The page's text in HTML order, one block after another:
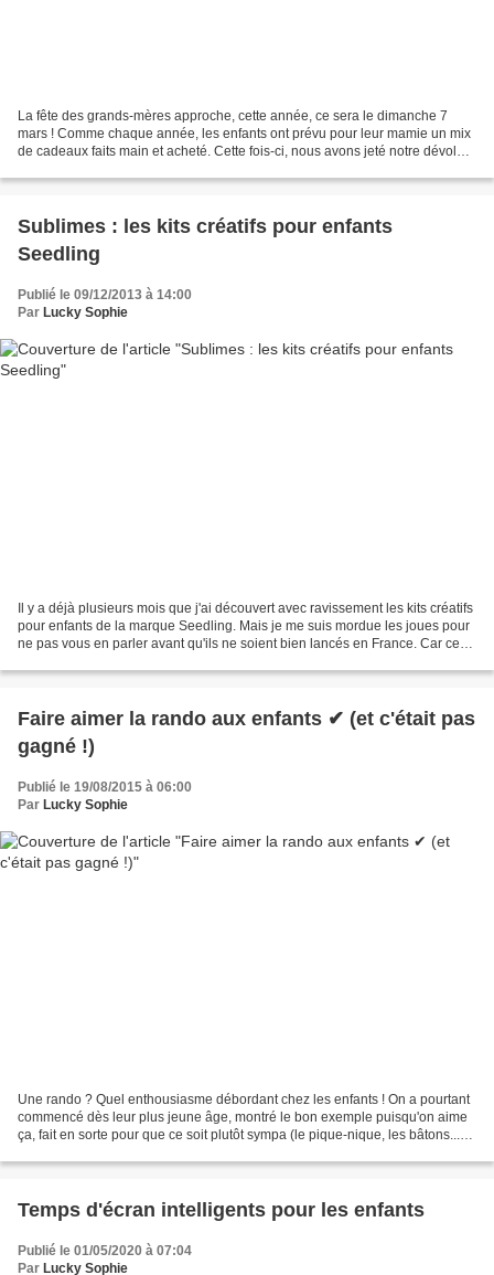
La fête des grands-mères approche, cette année, ce sera le dimanche 7
mars ! Comme chaque année, les enfants ont prévu pour leur mamie un mix
de cadeaux faits main et acheté. Cette fois-ci, nous avons jeté notre dévolu
Sublimes : les kits créatifs pour enfants
Seedling
Publié le 09/12/2013 à 14:00
Par Lucky Sophie
Il y a déjà plusieurs mois que j'ai découvert avec ravissement les kits créatifs
pour enfants de la marque Seedling. Mais je me suis mordue les joues pour
ne pas vous en parler avant qu'ils ne soient bien lancés en France. Car ces
Faire aimer la rando aux enfants ✔ (et c'était pas
gagné !)
Publié le 19/08/2015 à 06:00
Par Lucky Sophie
Une rando ? Quel enthousiasme débordant chez les enfants ! On a pourtant
commencé dès leur plus jeune âge, montré le bon exemple puisqu'on aime
ça, fait en sorte pour que ce soit plutôt sympa (le pique-nique, les bâtons...),
Temps d'écran intelligents pour les enfants
Publié le 01/05/2020 à 07:04
Par Lucky Sophie